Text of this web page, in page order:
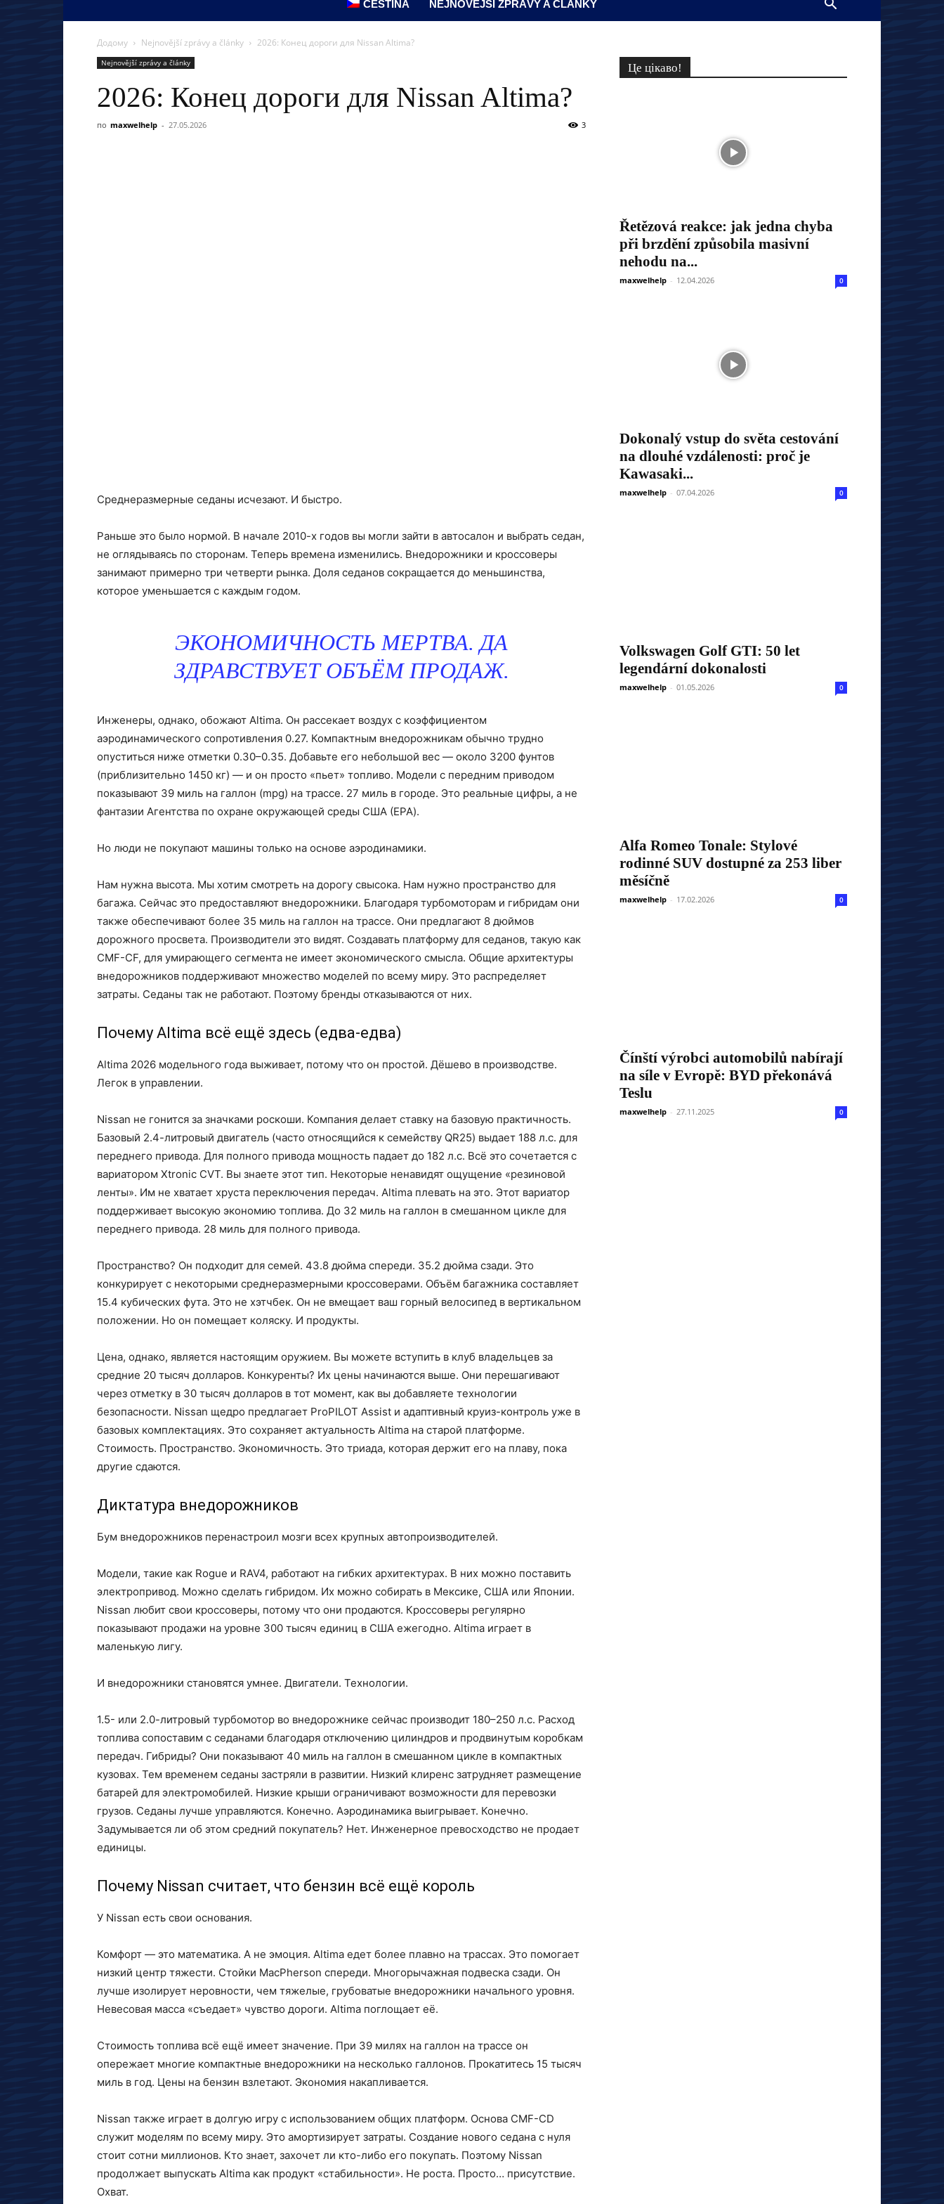
ČEŠTINA NEJNOVĚJŠÍ ZPRÁVY A ČLÁNKY
Додому Nejnovější zprávy a články 2026: Конец дороги для Nissan Altima?
Nejnovější zprávy a články
2026: Конец дороги для Nissan Altima?
по maxwelhelp - 27.05.2026 3
Среднеразмерные седаны исчезают. И быстро.
Раньше это было нормой. В начале 2010-х годов вы могли зайти в автосалон и выбрать седан,
не оглядываясь по сторонам. Теперь времена изменились. Внедорожники и кроссоверы
занимают примерно три четверти рынка. Доля седанов сокращается до меньшинства,
которое уменьшается с каждым годом.
ЭКОНОМИЧНОСТЬ МЕРТВА. ДА
ЗДРАВСТВУЕТ ОБЪЁМ ПРОДАЖ.
Инженеры, однако, обожают Altima. Он рассекает воздух с коэффициентом
аэродинамического сопротивления 0.27. Компактным внедорожникам обычно трудно
опуститься ниже отметки 0.30–0.35. Добавьте его небольшой вес — около 3200 фунтов
(приблизительно 1450 кг) — и он просто «пьет» топливо. Модели с передним приводом
показывают 39 миль на галлон (mpg) на трассе. 27 миль в городе. Это реальные цифры, а не
фантазии Агентства по охране окружающей среды США (EPA).
Но люди не покупают машины только на основе аэродинамики.
Нам нужна высота. Мы хотим смотреть на дорогу свысока. Нам нужно пространство для
багажа. Сейчас это предоставляют внедорожники. Благодаря турбомоторам и гибридам они
также обеспечивают более 35 миль на галлон на трассе. Они предлагают 8 дюймов
дорожного просвета. Производители это видят. Создавать платформу для седанов, такую как
CMF-CF, для умирающего сегмента не имеет экономического смысла. Общие архитектуры
внедорожников поддерживают множество моделей по всему миру. Это распределяет
затраты. Седаны так не работают. Поэтому бренды отказываются от них.
Почему Altima всё ещё здесь (едва-едва)
Altima 2026 модельного года выживает, потому что он простой. Дёшево в производстве.
Легок в управлении.
Nissan не гонится за значками роскоши. Компания делает ставку на базовую практичность.
Базовый 2.4-литровый двигатель (часто относящийся к семейству QR25) выдает 188 л.с. для
переднего привода. Для полного привода мощность падает до 182 л.с. Всё это сочетается с
вариатором Xtronic CVT. Вы знаете этот тип. Некоторые ненавидят ощущение «резиновой
ленты». Им не хватает хруста переключения передач. Altima плевать на это. Этот вариатор
поддерживает высокую экономию топлива. До 32 миль на галлон в смешанном цикле для
переднего привода. 28 миль для полного привода.
Пространство? Он подходит для семей. 43.8 дюйма спереди. 35.2 дюйма сзади. Это
конкурирует с некоторыми среднеразмерными кроссоверами. Объём багажника составляет
15.4 кубических фута. Это не хэтчбек. Он не вмещает ваш горный велосипед в вертикальном
положении. Но он помещает коляску. И продукты.
Цена, однако, является настоящим оружием. Вы можете вступить в клуб владельцев за
средние 20 тысяч долларов. Конкуренты? Их цены начинаются выше. Они перешагивают
через отметку в 30 тысяч долларов в тот момент, как вы добавляете технологии
безопасности. Nissan щедро предлагает ProPILOT Assist и адаптивный круиз-контроль уже в
базовых комплектациях. Это сохраняет актуальность Altima на старой платформе.
Стоимость. Пространство. Экономичность. Это триада, которая держит его на плаву, пока
другие сдаются.
Диктатура внедорожников
Бум внедорожников перенастроил мозги всех крупных автопроизводителей.
Модели, такие как Rogue и RAV4, работают на гибких архитектурах. В них можно поставить
электропривод. Можно сделать гибридом. Их можно собирать в Мексике, США или Японии.
Nissan любит свои кроссоверы, потому что они продаются. Кроссоверы регулярно
показывают продажи на уровне 300 тысяч единиц в США ежегодно. Altima играет в
маленькую лигу.
И внедорожники становятся умнее. Двигатели. Технологии.
1.5- или 2.0-литровый турбомотор во внедорожнике сейчас производит 180–250 л.с. Расход
топлива сопоставим с седанами благодаря отключению цилиндров и продвинутым коробкам
передач. Гибриды? Они показывают 40 миль на галлон в смешанном цикле в компактных
кузовах. Тем временем седаны застряли в развитии. Низкий клиренс затрудняет размещение
батарей для электромобилей. Низкие крыши ограничивают возможности для перевозки
грузов. Седаны лучше управляются. Конечно. Аэродинамика выигрывает. Конечно.
Задумывается ли об этом средний покупатель? Нет. Инженерное превосходство не продает
единицы.
Почему Nissan считает, что бензин всё ещё король
У Nissan есть свои основания.
Комфорт — это математика. А не эмоция. Altima едет более плавно на трассах. Это помогает
низкий центр тяжести. Стойки MacPherson спереди. Многорычажная подвеска сзади. Он
лучше изолирует неровности, чем тяжелые, грубоватые внедорожники начального уровня.
Невесовая масса «съедает» чувство дороги. Altima поглощает её.
Стоимость топлива всё ещё имеет значение. При 39 милях на галлон на трассе он
опережает многие компактные внедорожники на несколько галлонов. Прокатитесь 15 тысяч
миль в год. Цены на бензин взлетают. Экономия накапливается.
Nissan также играет в долгую игру с использованием общих платформ. Основа CMF-CD
служит моделям по всему миру. Это амортизирует затраты. Создание нового седана с нуля
стоит сотни миллионов. Кто знает, захочет ли кто-либо его покупать. Поэтому Nissan
продолжает выпускать Altima как продукт «стабильности». Не роста. Просто… присутствие.
Охват.
Це цікаво!
Řetězová reakce: jak jedna chyba
při brzdění způsobila masivní
nehodu na...
maxwelhelp - 12.04.2026 0
Dokonalý vstup do světa cestování
na dlouhé vzdálenosti: proč je
Kawasaki...
maxwelhelp - 07.04.2026 0
Volkswagen Golf GTI: 50 let
legendární dokonalosti
maxwelhelp - 01.05.2026 0
Alfa Romeo Tonale: Stylové
rodinné SUV dostupné za 253 liber
měsíčně
maxwelhelp - 17.02.2026 0
Čínští výrobci automobilů nabírají
na síle v Evropě: BYD překonává
Teslu
maxwelhelp - 27.11.2025 0